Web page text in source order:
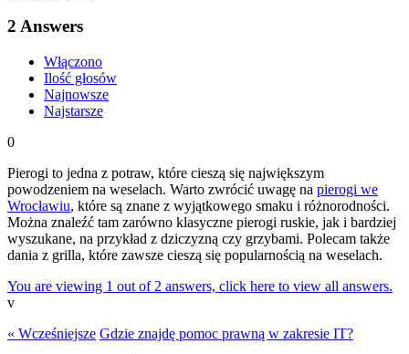
2 Answers
Włączono
Ilość głosów
Najnowsze
Najstarsze
0
Pierogi to jedna z potraw, które cieszą się największym
powodzeniem na weselach. Warto zwrócić uwagę na pierogi we
Wrocławiu, które są znane z wyjątkowego smaku i różnorodności.
Można znaleźć tam zarówno klasyczne pierogi ruskie, jak i bardziej
wyszukane, na przykład z dziczyzną czy grzybami. Polecam także
dania z grilla, które zawsze cieszą się popularnością na weselach.
You are viewing 1 out of 2 answers, click here to view all answers.
v
« Wcześniejsze Gdzie znajdę pomoc prawną w zakresie IT?